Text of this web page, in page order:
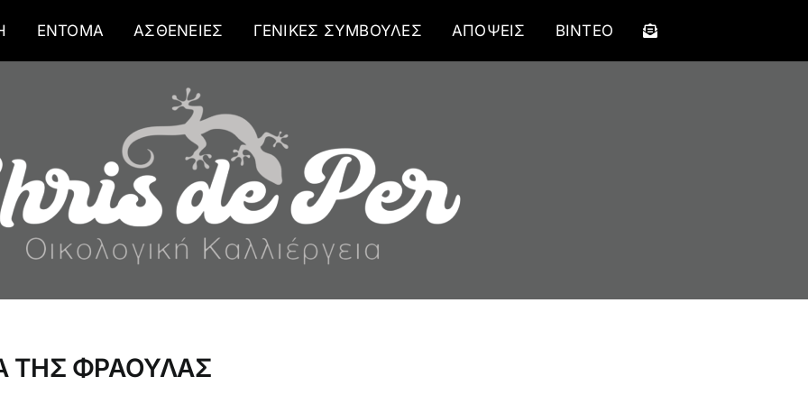
ΕΝΤΟΜΑ ΑΣΘΕΝΕΙΕΣ ΓΕΝΙΚΕΣ ΣΥΜΒΟΥΛΕΣ ΑΠΟΨΕΙΣ ΒΙΝΤΕΟ
ΤΗΣ ΦΡΑΟΥΛΑΣ